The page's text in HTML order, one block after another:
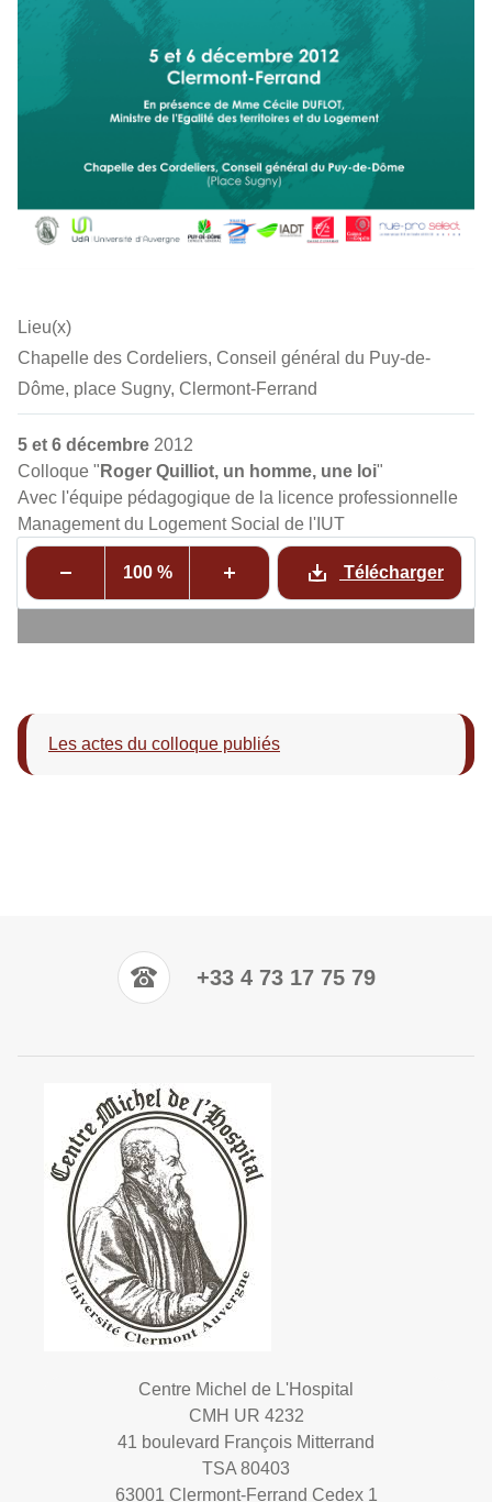
Lieu(x)
Chapelle des Cordeliers, Conseil général du Puy-de-
Dôme, place Sugny, Clermont-Ferrand
5 et 6 décembre 2012
Colloque " Roger Quilliot, un homme, une loi"
Avec l'équipe pédagogique de la licence professionnelle
Management du Logement Social de l'IUT
100 % Télécharger
Les actes du colloque publiés
+33 4 73 17 75 79
Centre Michel de L'Hospital
CMH UR 4232
41 boulevard François Mitterrand
TSA 80403
63001 Clermont-Ferrand Cedex 1